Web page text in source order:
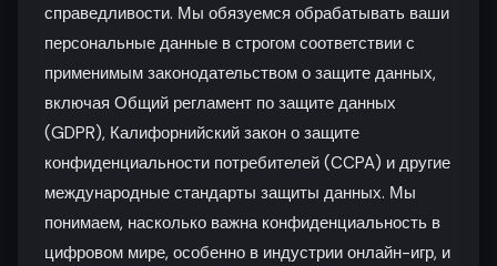
справедливости. Мы обязуемся обрабатывать ваши
персональные данные в строгом соответствии с
применимым законодательством о защите данных,
включая Общий регламент по защите данных
(GDPR), Калифорнийский закон о защите
конфиденциальности потребителей (CCPA) и другие
международные стандарты защиты данных. Мы
понимаем, насколько важна конфиденциальность в
цифровом мире, особенно в индустрии онлайн-игр, и